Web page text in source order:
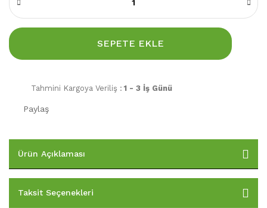
SEPETE EKLE
Tahmini Kargoya Veriliş : 1 - 3 İş Günü
Paylaş
Ürün Açıklaması
Taksit Seçenekleri